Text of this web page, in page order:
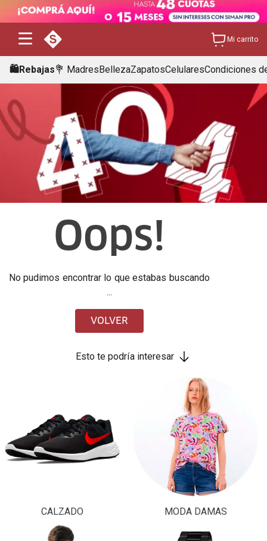
Mi carrito
🛍️Rebajas💐 MadresBellezaZapatosCelularesCondiciones
Oops!
No pudimos encontrar lo que estabas buscando
...
VOLVER
Esto te podría interesar
CALZADO MODA DAMAS